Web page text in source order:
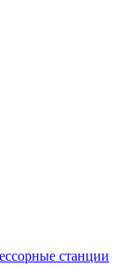
станции